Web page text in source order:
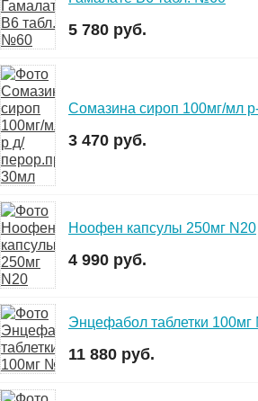
5 780 руб.
Сомазина сироп 100мг/мл
3 470 руб.
Ноофен капсулы 250мг N20
4 990 руб.
Энцефабол таблетки
11 880 руб.